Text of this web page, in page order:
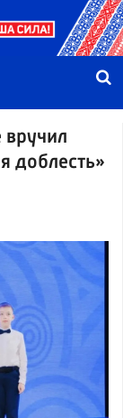
доблесть»